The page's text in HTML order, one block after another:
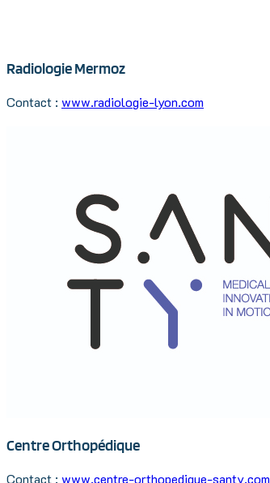
Radiologie Mermoz
Contact : www.radiologie-lyon.com
Centre Orthopédique
Contact : www.centre-orthopedique-santy.com